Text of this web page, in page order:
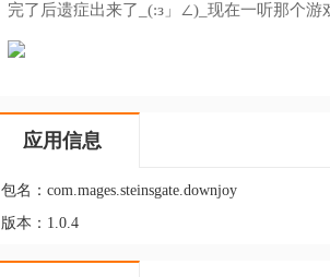
完了后遗症出来了_(:з」∠)_现在一听那个
应用信息
包名：com.mages.steinsgate.downjoy
版本： 1.0.4